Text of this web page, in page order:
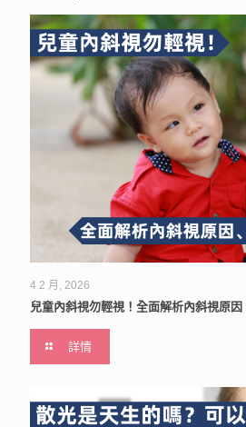
4 2 月, 2026
兒童內斜視勿輕視！全面解析內斜視原
詳情